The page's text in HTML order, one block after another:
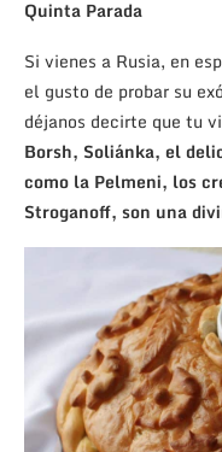
Quinta Parada
Si vienes a Rusia, en
el gusto de probar su
déjanos decirte que tu
Borsh, Soliánka, el
como la Pelmeni, los
Stroganoff, son una